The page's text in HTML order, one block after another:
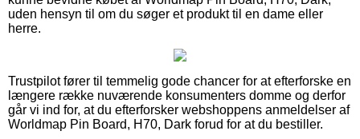
uden hensyn til om du søger et produkt til en dame eller
herre.
Trustpilot fører til temmelig gode chancer for at efterforske en
længere række nuværende konsumenters domme og derfor
går vi ind for, at du efterforsker webshoppens anmeldelser af
Worldmap Pin Board, H70, Dark forud for at du bestiller.